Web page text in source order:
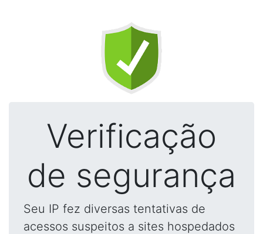
Verificação
de segurança
Seu IP fez diversas tentativas de
acessos suspeitos a sites hospedados